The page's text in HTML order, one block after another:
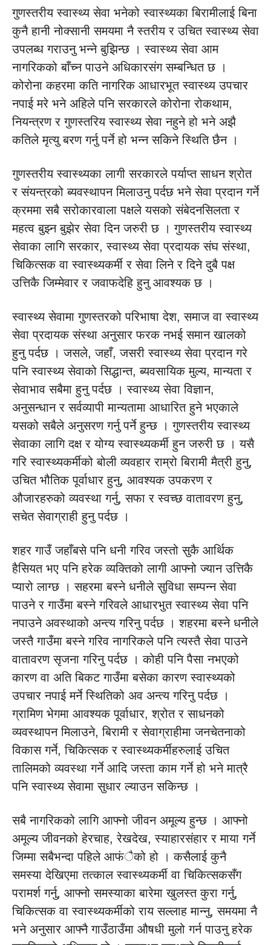
गुणस्तरीय स्वास्थ्य सेवा भनेको स्वास्थ्यका बिरामीलाई बिना
कुनै हानी नोक्सानी समयमा नै स्तरीय र उचित स्वास्थ्य सेवा
उपलब्ध गराउनु भन्ने बुझिन्छ । स्वास्थ्य सेवा आम
नागरिकको बाँच्न पाउने अधिकारसंग सम्बन्धित छ ।
कोरोना कहरमा कति नागरिक आधारभूत स्वास्थ्य उपचार
नपाई मरे भने अहिले पनि सरकारले कोरोना रोकथाम,
नियन्त्रण र गुणस्तरिय स्वास्थ्य सेवा नहुने हो भने अझै
कतिले मृत्यु बरण गर्नु पर्ने हो भन्न सकिने स्थिति छैन ।
गुणस्तरीय स्वास्थ्यका लागी सरकारले पर्याप्त साधन श्रोत
र संयन्त्रको ब्यवस्थापन मिलाउनु पर्दछ भने सेवा प्रदान गर्ने
क्रममा सबै सरोकारवाला पक्षले यसको संबेदनसिलता र
महत्व बुझ्न बुझेर सेवा दिन जरुरी छ । गुणस्तरीय स्वास्थ्य
सेवाका लागि सरकार, स्वास्थ्य सेवा प्रदायक संघ संस्था,
चिकित्सक वा स्वास्थ्यकर्मी र सेवा लिने र दिने दुबै पक्ष
उत्तिकै जिम्मेवार र जवाफदेहि हुनु आवश्यक छ ।
स्वास्थ्य सेवामा गुणस्तरको परिभाषा देश, समाज वा स्वास्थ्य
सेवा प्रदायक संस्था अनुसार फरक नभई समान खालको
हुनु पर्दछ । जसले, जहाँ, जसरी स्वास्थ्य सेवा प्रदान गरे
पनि स्वास्थ्य सेवाको सिद्धान्त, ब्यवसायिक मुल्य, मान्यता र
सेवाभाव सबैमा हुनु पर्दछ । स्वास्थ्य सेवा विज्ञान,
अनुसन्धान र सर्वव्यापी मान्यतामा आधारित हुने भएकाले
यसको सबैले अनुसरण गर्नु पर्ने हुन्छ । गुणस्तरीय स्वास्थ्य
सेवाका लागि दक्ष र योग्य स्वास्थ्यकर्मी हुन जरुरी छ । यसै
गरि स्वास्थ्यकर्मीको बोली व्यवहार राम्रो बिरामी मैत्री हुनु,
उचित भौतिक पूर्वाधार हुनु, आवश्यक उपकरण र
औजारहरुको व्यवस्था गर्नु, सफा र स्वच्छ वातावरण हुनु,
सचेत सेवाग्राही हुनु पर्दछ ।
शहर गाउँ जहाँबसे पनि धनी गरिव जस्तो सुकै आर्थिक
हैसियत भए पनि हरेक व्यक्तिको लागी आफ्नो ज्यान उत्तिकै
प्यारो लाग्छ । सहरमा बस्ने धनीले सुविधा सम्पन्न सेवा
पाउने र गाउँमा बस्ने गरिवले आधारभुत स्वास्थ्य सेवा पनि
नपाउने अवस्थाको अन्त्य गरिनु पर्दछ । शहरमा बस्ने धनीले
जस्तै गाउँमा बस्ने गरिव नागरिकले पनि त्यस्तै सेवा पाउने
वातावरण सृजना गरिनु पर्दछ । कोही पनि पैसा नभएको
कारण वा अति बिकट गाउँमा बसेका कारण स्वास्थ्यको
उपचार नपाई मर्ने स्थितिको अव अन्त्य गरिनु पर्दछ ।
ग्रामिण भेगमा आवश्यक पूर्वाधार, श्रोत र साधनको
व्यवस्थापन मिलाउने, बिरामी र सेवाग्राहीमा जनचेतनाको
विकास गर्ने, चिकित्सक र स्वास्थ्यकर्मीहरुलाई उचित
तालिमको व्यवस्था गर्ने आदि जस्ता काम गर्ने हो भने मात्रै
पनि स्वास्थ्य सेवामा सुधार ल्याउन सकिन्छ ।
सबै नागरिकको लागि आफ्नो जीवन अमूल्य हुन्छ । आफ्नो
अमूल्य जीवनको हेरचाह, रेखदेख, स्याहारसंहार र माया गर्ने
जिम्मा सबैभन्दा पहिले आफंैको हो । कसैलाई कुनै
समस्या देखिएमा तत्काल स्वास्थ्यकर्मी वा चिकित्सकसँग
परामर्श गर्नु, आफ्नो समस्याका बारेमा खुलस्त कुरा गर्नु,
चिकित्सक वा स्वास्थ्यकर्मीको राय सल्लाह मान्नु, समयमा नै
भने अनुसार आफ्नै गाउँठाउँमा औषधी मुलो गर्न पाउनु हरेक